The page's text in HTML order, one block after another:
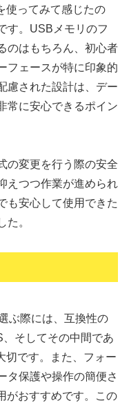
使ってみて感じたの
す。USBメモリのフ
のはもちろん、初心者
フェースが特に印象的
慮された設計は、デー
常に安心できるポイン
の変更を行う際の安全
えつつ作業が進められ
も安心して使用できた
た。
ぶ際には、互換性の
そしてその中間であ
切です。また、フォー
タ保護や操作の簡便さ
がおすすめです。この